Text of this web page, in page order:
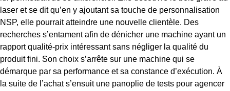
laser et se dit qu’en y ajoutant sa touche de personnalisation
NSP, elle pourrait atteindre une nouvelle clientèle. Des
recherches s’entament afin de dénicher une machine ayant un
rapport qualité-prix intéressant sans négliger la qualité du
produit fini. Son choix s’arrête sur une machine qui se
démarque par sa performance et sa constance d’exécution. À
la suite de l’achat s’ensuit une panoplie de tests pour agencer